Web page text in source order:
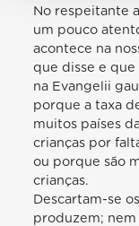
No respeitante
um pouco
acontece na
que disse e
na Evangelii
porque a taxa
muitos países
crianças por
ou porque são
crianças.
Descartam-se
produzem; nem